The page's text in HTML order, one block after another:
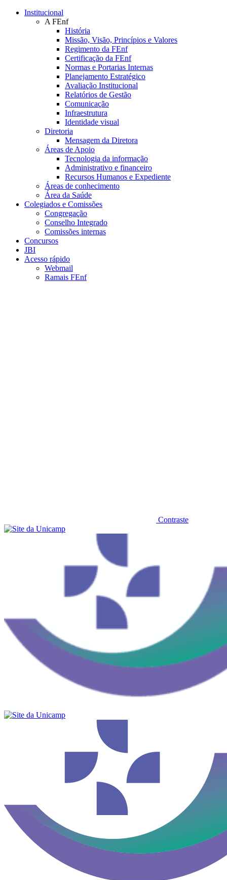
Conteúdo principal
Institucional
A FEnf
História
Missão, Visão, Princípios e Valores
Regimento da FEnf
Certificação da FEnf
Normas e Portarias Internas
Planejamento Estratégico
Avaliação Institucional
Relatórios de Gestão
Comunicação
Infraestrutura
Identidade visual
Diretoria
Mensagem da Diretora
Áreas de Apoio
Tecnologia da informação
Administrativo e financeiro
Recursos Humanos e Expediente
Áreas de conhecimento
Área da Saúde
Colegiados e Comissões
Congregação
Conselho Integrado
Comissões internas
Concursos
JBI
Acesso rápido
Webmail
Ramais FEnf
Contraste